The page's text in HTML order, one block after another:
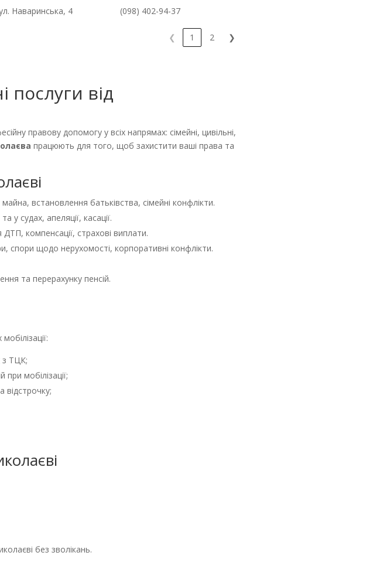
Наваринська, 4 (098) 402-94-37
❮ 1 2 ❯
від
правову допомогу у всіх напрямах: сімейні, цивільні,
працюють для того, щоб захистити ваші права та
встановлення батьківства, сімейні конфлікти.
у судах, апеляції, касації.
компенсації, страхові виплати.
спори щодо нерухомості, корпоративні конфлікти.
та перерахунку пенсій.
з ТЦК;
мобілізації;
без зволікань.